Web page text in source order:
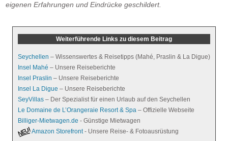
eigenen Erfahrungen und Eindrücke geschildert.
Weiterführende Links zu diesem Beitrag
Seychellen – Wissenswertes & Reisetipps (Mahé, Praslin & La Digue)
Insel Mahé – Unsere Reiseberichte
Insel Praslin – Unsere Reiseberichte
Insel La Digue – Unsere Reiseberichte
SeyVillas – Der Spezialist für einen Urlaub auf den Seychellen
Le Domaine de L’Orangeraie Resort & Spa – Offizielle Webseite
Billiger-Mietwagen.de - Günstige Mietwagen
Amazon Storefront- Unsere Reise- & Fotoausrüstung